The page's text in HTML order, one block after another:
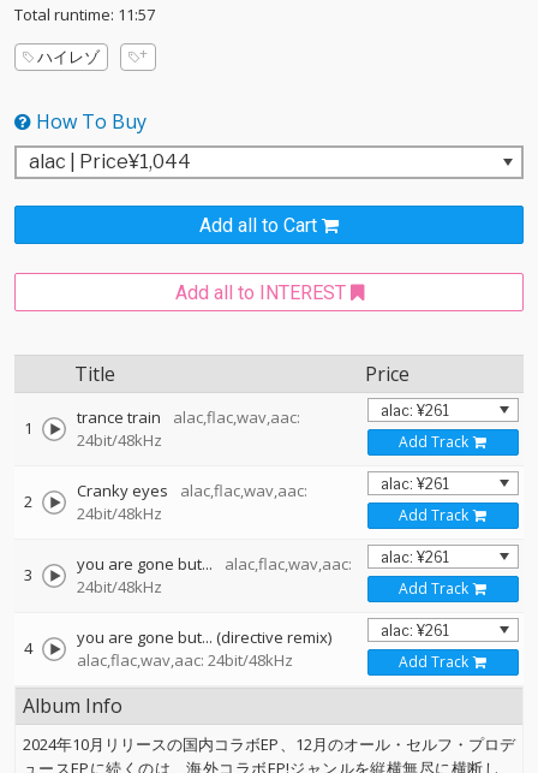
Total runtime: 11:57
ハイレゾ
How To Buy
Add all to Cart
Add all to INTEREST
Title Price
1 trance train
alac,flac,wav,aac:
24bit/48kHz
Add Track
2 Cranky eyes
alac,flac,wav,aac:
24bit/48kHz
Add Track
3 you are gone but...
alac,flac,wav,aac:
24bit/48kHz
Add Track
4
you are gone but... (directive remix)
alac,flac,wav,aac: 24bit/48kHz
Add Track
Album Info
2024年10月リリースの国内コラボEP、12月のオール・セルフ・プロデ
ュースEPに続くのは、海外コラボEP!ジャンルを縦横無尽に横断し、